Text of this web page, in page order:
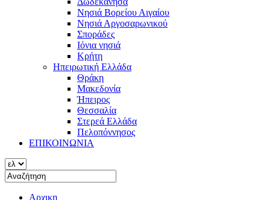
Νησιά Βορείου Αιγαίου
Νησιά Αργοσαρωνικού
Σποράδες
Ιόνια νησιά
Κρήτη
Ηπειρωτική Ελλάδα
Θράκη
Μακεδονία
Ήπειρος
Θεσσαλία
Στερεά Ελλάδα
Πελοπόννησος
ΕΠΙΚΟΙΝΩΝΙΑ
Αρχικη